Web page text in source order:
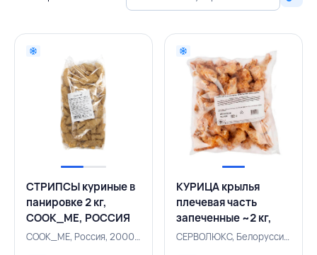
СТРИПСЫ куриные в
панировке 2 кг,
COOK_ME, РОССИЯ
COOK_ME, Россия, 200001115
КУРИЦА крылья
плечевая часть
запеченные ~2 кг,
СЕРВОЛЮКС,
СЕРВОЛЮКС, Белоруссия, 200001114